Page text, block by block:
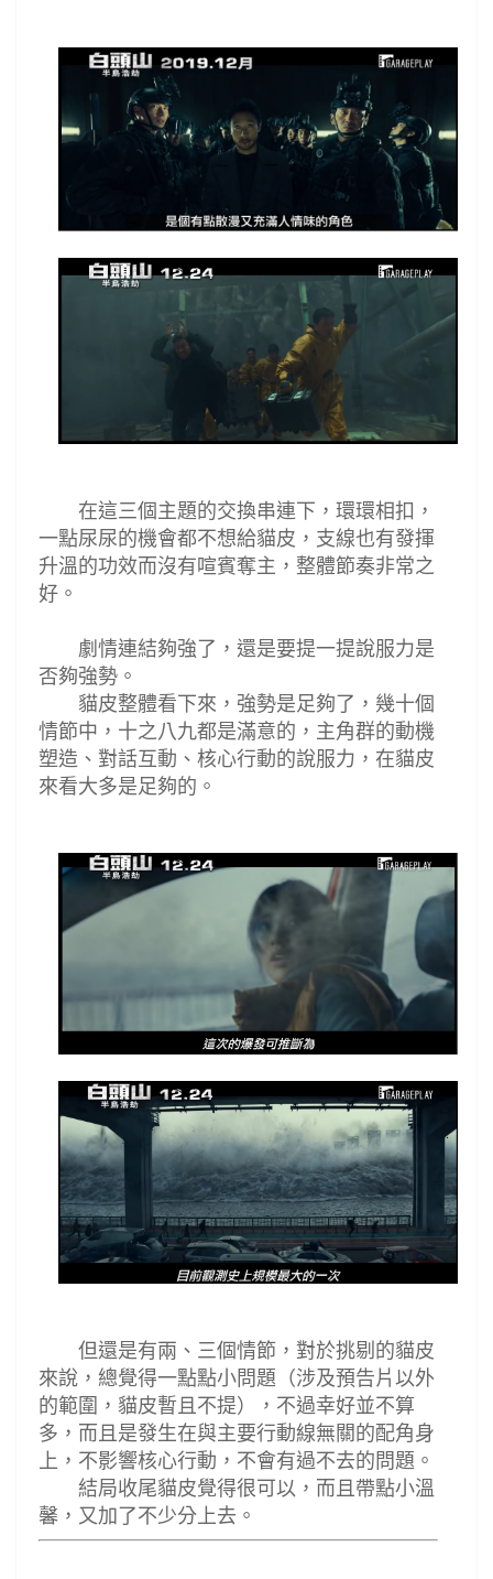
在這三個主題的交換串連下，環環相扣，
一點尿尿的機會都不想給貓皮，支線也有發揮
升溫的功效而沒有喧賓奪主，整體節奏非常之
好。
劇情連結夠強了，還是要提一提說服力是
否夠強勢。
貓皮整體看下來，強勢是足夠了，幾十個
情節中，十之八九都是滿意的，主角群的動機
塑造 、對話互動、核心行動的說服力，在貓皮
來看大多是足夠的。
但還是有兩 、 三個情節，對於挑剔的貓皮
來說，總覺得一點點小問題 （涉及預告片以外
的範圍，貓皮暫且不提）
，不過幸好並不算
多，而且是發生在與主要行動線無關的配角身
上，不影響核心行動，不會有過不去的問題。
結局收尾貓皮覺得很可以，而且帶點小溫
馨，又加了不少分上去。